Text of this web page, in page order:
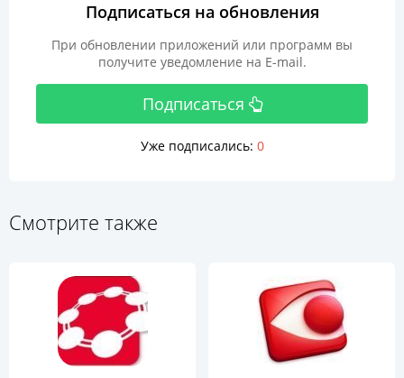
Подписаться на обновления
При обновлении приложений или программ вы
получите уведомление на E-mail.
Подписаться
Уже подписались: 0
Смотрите также